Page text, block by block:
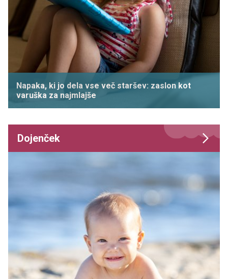
Napaka, ki jo dela vse več staršev: zaslon kot
varuška za najmlajše
Dojenček